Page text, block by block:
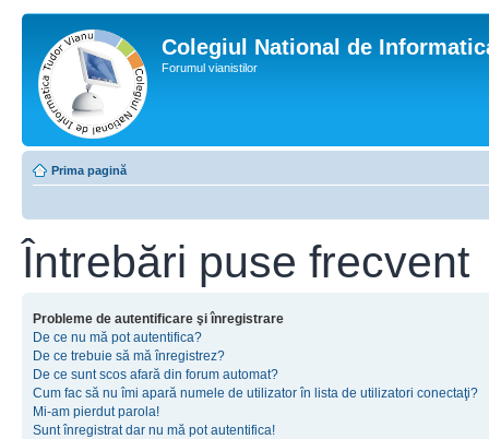
Colegiul National de
Forumul vianistilor
Prima pagină
Întrebări puse frecvent
Probleme de autentificare şi înregistrare
De ce nu mă pot autentifica?
De ce trebuie să mă înregistrez?
De ce sunt scos afară din forum automat?
Cum fac să nu îmi apară numele de utilizator în lista de utilizatori conectaţi?
Mi-am pierdut parola!
Sunt înregistrat dar nu mă pot autentifica!